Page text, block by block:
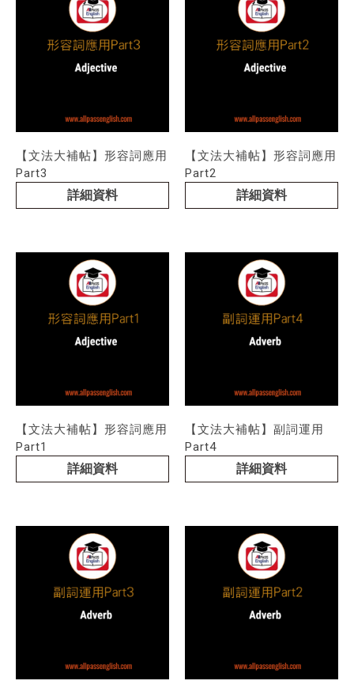
【文法大補帖】形容詞應用
Part3
詳細資料
【文法大補帖】形容詞應用
Part2
詳細資料
【文法大補帖】形容詞應用
Part1
詳細資料
【文法大補帖】副詞運用
Part4
詳細資料